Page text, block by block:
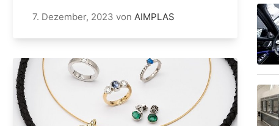
7. Dezember, 2023 von AIMPLAS